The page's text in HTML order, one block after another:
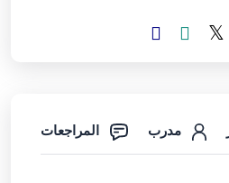
مدرب المراجعات